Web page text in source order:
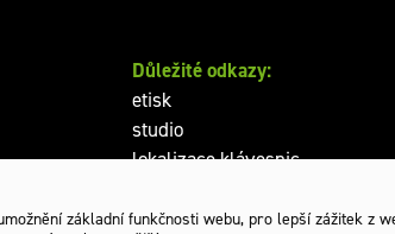
základní funkčnosti webu, pro lepší zážitek z
Důležité odkazy:
etisk
studio
lokalizace klávesnic